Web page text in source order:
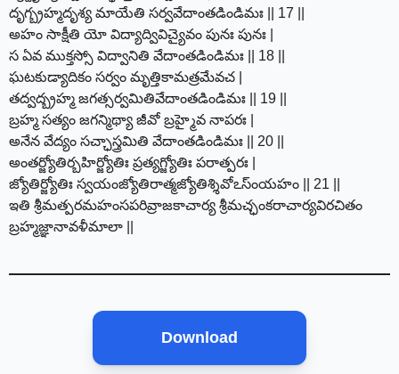
దృగ్బ్రహ్మదృశ్య మాయేతి సర్వవేదాంతడిండిమః || 17 ||
అహం సాక్షీతి యో విద్యాద్వివిచ్యైవం పునః పునః |
స ఏవ ముక్తస్సో విద్వానితి వేదాంతడిండిమః || 18 ||
ఘటకుడ్యాదికం సర్వం మృత్తికామత్రమేవచ |
తద్వద్బ్రహ్మ జగత్సర్వమితివేదాంతడిండిమః || 19 ||
బ్రహ్మ సత్యం జగన్మిథ్యా జీవో బ్రహ్మైవ నాపరః |
అనేన వేద్యం సచ్ఛాస్త్రమితి వేదాంతడిండిమః || 20 ||
అంతర్జ్యోతిర్బహిర్జ్యోతిః ప్రత్యగ్జ్యోతిః పరాత్పరః |
జ్యోతిర్జ్యోతిః స్వయంజ్యోతిరాత్మజ్యోతిశ్శివోఽస్ంయహం || 21 ||
ఇతి శ్రీమత్పరమహంసపరివ్రాజకాచార్య శ్రీమచ్ఛంకరాచార్యవిరచితం
బ్రహ్మజ్ఞానావళీమాలా ||
Download